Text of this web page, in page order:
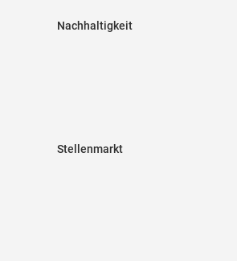
Nachhaltigkeit
Stellenmarkt